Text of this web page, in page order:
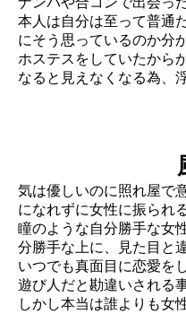
本人は自分は至って普通
にそう思っているのか分
ホステスをしていたから
なると見えなくなる為、
気は優しいのに照れ屋で
になれずに女性に振られ
瞳のような自分勝手な女
分勝手な上に、見た目と
いつでも真面目に恋愛を
遊び人だと勘違いされる
しかし本当は誰よりも女